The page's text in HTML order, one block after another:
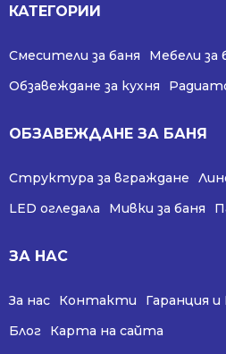
КАТЕГОРИИ
Смесители за баня Мебели за
Обзавеждане за кухня
ОБЗАВЕЖДАНЕ ЗА БАНЯ
Структура за вграждане
LED огледала
Мивки за баня
ЗА НАС
За нас Контакти Гаранция
Блог
Карта на сайта